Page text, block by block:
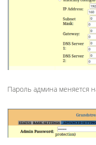
Пароль админа меняется